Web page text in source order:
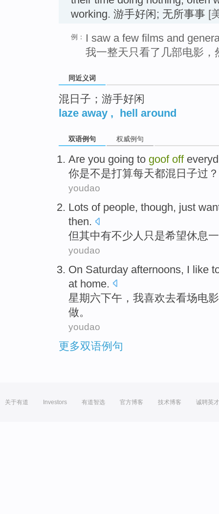
working. 游手好闲; 无所事事 [
例：
I saw a few films and
我一整天只看了几部电影，
同近义词
混日子；游手好闲
laze away , hell around
双语例句 权威例句
Are you going to goof off
你是不是打算每天都混日子过？
youdao
Lots of people, though, just
then.
但其中有不少人 只是希望休息一
youdao
On Saturday afternoons, I like
at home.
星期六下午 ， 我喜欢去看场电影
做。
youdao
更多双语例句
关于有道 Investors 有道智选 官方博客 技术博客 诚聘英才